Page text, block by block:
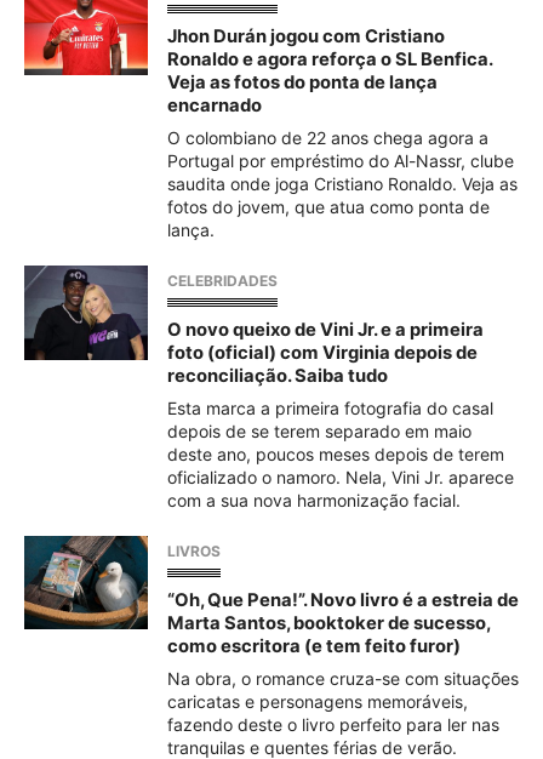
Jhon Durán jogou com Cristiano
Ronaldo e agora reforça o SL Benfica.
Veja as fotos do ponta de lança
encarnado
O colombiano de 22 anos chega agora a
Portugal por empréstimo do Al-Nassr, clube
saudita onde joga Cristiano Ronaldo. Veja as
fotos do jovem, que atua como ponta de
lança.
CELEBRIDADES
O novo queixo de Vini Jr. e a primeira
foto (oficial) com Virginia depois de
reconciliação. Saiba tudo
Esta marca a primeira fotografia do casal
depois de se terem separado em maio
deste ano, poucos meses depois de terem
oficializado o namoro. Nela, Vini Jr. aparece
com a sua nova harmonização facial.
LIVROS
“Oh, Que Pena!”. Novo livro é a estreia de
Marta Santos, booktoker de sucesso,
como escritora (e tem feito furor)
Na obra, o romance cruza-se com situações
caricatas e personagens memoráveis,
fazendo deste o livro perfeito para ler nas
tranquilas e quentes férias de verão.